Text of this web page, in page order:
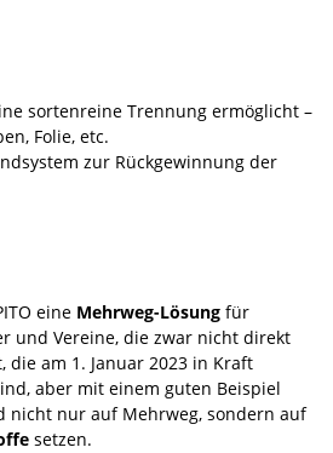
sortenreine Trennung ermöglicht –
Folie, etc.
zur Rückgewinnung der
eine Mehrweg-Lösung für
und Vereine, die zwar nicht direkt
am 1. Januar 2023 in Kraft
aber mit einem guten Beispiel
nicht nur auf Mehrweg, sondern auf
setzen.